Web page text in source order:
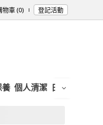
物車 (0) 登記活動
個人清潔 日用/紙品